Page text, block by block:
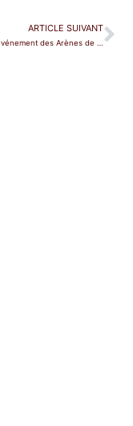
ARTICLE SUIVANT
Le concert événement des Arènes de Vérone, gratuit en replay